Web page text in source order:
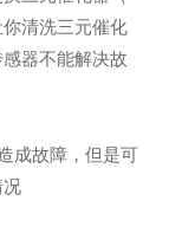
清洗三元催化
器不能解决故
成故障，但是可